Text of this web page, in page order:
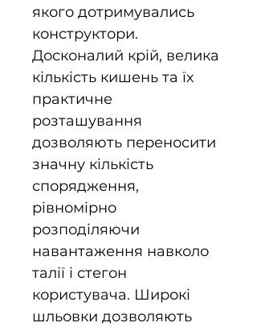
якого дотримувались
конструктори.
Досконалий крій, велика
кількість кишень та їх
практичне
розташування
дозволяють переносити
значну кількість
спорядження,
рівномірно
розподіляючи
навантаження навколо
талії і стегон
користувача. Широкі
шльовки дозволяють